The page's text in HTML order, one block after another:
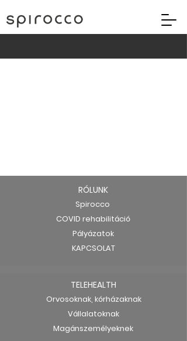
RÓLUNK
Spirocco
COVID rehabilitáció
Pályázatok
KAPCSOLAT
TELEHEALTH
Orvosoknak, kórházaknak
Vállalatoknak
Magánszemélyeknek